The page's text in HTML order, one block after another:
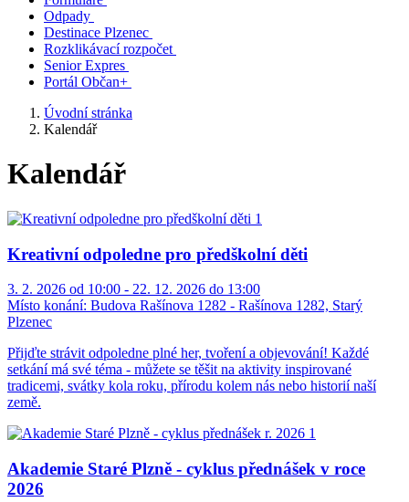
Odpady
Destinace Plzenec
Rozklikávací rozpočet
Senior Expres
Portál Občan+
Úvodní stránka
Kalendář
Kalendář
Kreativní odpoledne pro předškolní děti
3. 2. 2026 od 10:00 - 22. 12. 2026 do 13:00
Místo konání: Budova Rašínova 1282 - Rašínova 1282, Starý
Plzenec
Přijďte strávit odpoledne plné her, tvoření a objevování! Každé
setkání má své téma - můžete se těšit na aktivity inspirované
tradicemi, svátky kola roku, přírodu kolem nás nebo historií naší
země.
Akademie Staré Plzně - cyklus přednášek v roce
2026